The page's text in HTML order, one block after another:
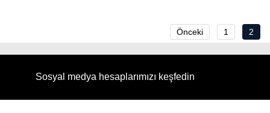
Önceki 1 2
Sosyal medya hesaplarımızı keşfedin